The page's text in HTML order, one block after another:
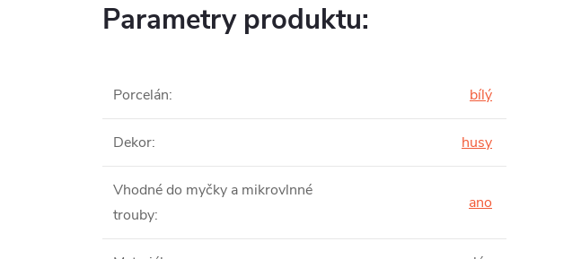
Parametry produktu:
Porcelán: bílý
Dekor: husy
Vhodné do myčky a mikrovlnné
trouby:
ano